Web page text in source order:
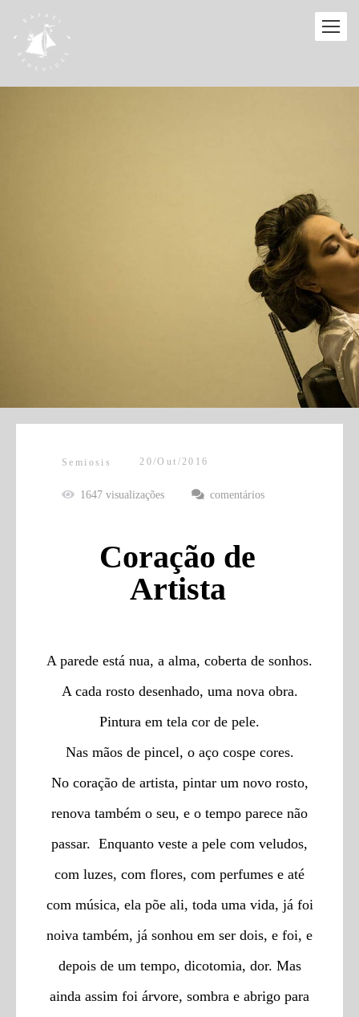
Semiosis 20/Out/2016
Coração de
Artista
1647visualizações comentários
A parede está nua, a alma, coberta de sonhos.
A cada rosto desenhado, uma nova obra.
Pintura em tela cor de pele.
Nas mãos de pincel, o aço cospe cores.
No coração de artista, pintar um novo rosto,
renova também o seu, e o tempo parece não
passar. Enquanto veste a pele com veludos,
com luzes, com flores, com perfumes e até
com música, ela põe ali, toda uma vida, já foi
noiva também, já sonhou em ser dois, e foi, e
depois de um tempo, dicotomia, dor. Mas
ainda assim foi árvore, sombra e abrigo para